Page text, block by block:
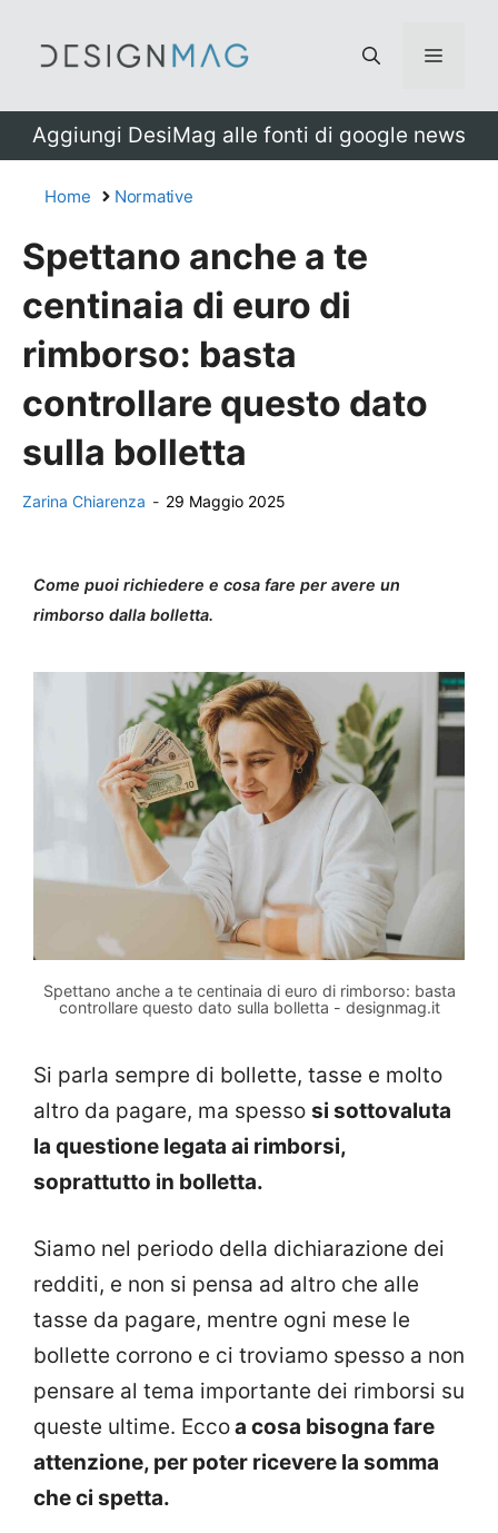
Menu
Aggiungi DesiMag alle fonti di google news
Home Normative
Spettano anche a te
centinaia di euro di
rimborso: basta
controllare questo dato
sulla bolletta
Zarina Chiarenza - 29 Maggio 2025
Come puoi richiedere e cosa fare per avere un
rimborso dalla bolletta.
Spettano anche a te centinaia di euro di rimborso: basta
controllare questo dato sulla bolletta - designmag.it
Si parla sempre di bollette, tasse e molto
altro da pagare, ma spesso si sottovaluta
la questione legata ai rimborsi,
soprattutto in bolletta.
Siamo nel periodo della dichiarazione dei
redditi, e non si pensa ad altro che alle
tasse da pagare, mentre ogni mese le
bollette corrono e ci troviamo spesso a non
pensare al tema importante dei rimborsi su
queste ultime. Eccoa cosa bisogna fare
attenzione, per poter ricevere la somma
che ci spetta.